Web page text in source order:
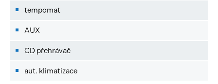
tempomat
AUX
CD přehrávač
aut. klimatizace